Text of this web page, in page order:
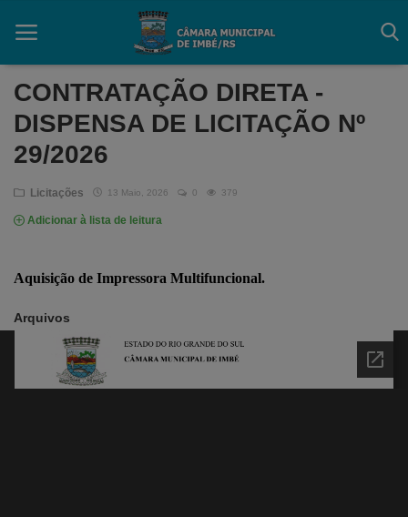
Início
Câmara
Mapa do Site
CONTRATAÇÃO DIRETA -
DISPENSA DE LICITAÇÃO Nº
29/2026
Licitações 13 Maio, 2026 0 379
Adicionar à lista de leitura
Aquisição de Impressora Multifuncional.
Arquivos